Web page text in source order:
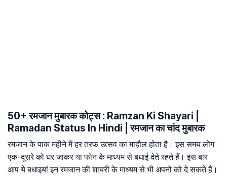
50+ रमजान मुबारक कोट्स : Ramzan Ki Shayari |
Ramadan Status In Hindi | रमजान का चांद मुबारक
रमजान के पाक महीने में हर तरफ उत्सव का माहौल होता है। इस समय लोग
एक-दूसरे को घर जाकर या फोन के माध्यम से बधाई देते रहते हैं। इस बार
आप ये बधाइयां इन रमजान की शायरी के माध्यम से भी अपनों को दे सकते हैं।